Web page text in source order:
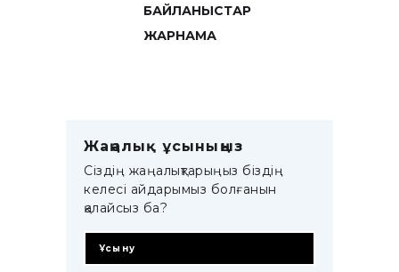
БАЙЛАНЫСТАР
ЖАРНАМА
Жаңалық ұсыныңыз
Сіздің жаңалықтарыңыз біздің
келесі айдарымыз болғанын
қалайсыз ба?
Ұсыну